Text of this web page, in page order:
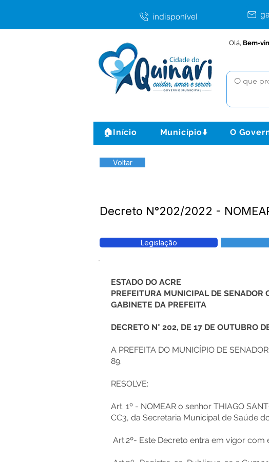
indisponível
Olá, Bem-
🏠Início Município⬇️ O
Voltar
Decreto N°202/2022 -
Legislação
ESTADO DO ACRE
PREFEITURA MUNICIPAL DE SENADOR
GABINETE DA PREFEITA
DECRETO N° 202, DE 17 DE OUTUBRO
A PREFEITA DO MUNICÍPIO DE
89.
RESOLVE:
Art. 1º - NOMEAR o senhor THIAGO
CC3, da Secretaria Municipal de Saúde
Art.2º- Este Decreto entra em vigor